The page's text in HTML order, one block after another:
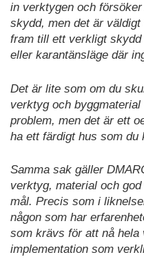
in verktygen och
skydd, men det är
fram till ett verkligt
eller karantänsläge där
Det är lite som om du
verktyg och
problem, men det är ett
ha ett färdigt hus som du
Samma sak gäller
verktyg, material och
mål. Precis som i
någon som har
som krävs för att nå hela
implementation som